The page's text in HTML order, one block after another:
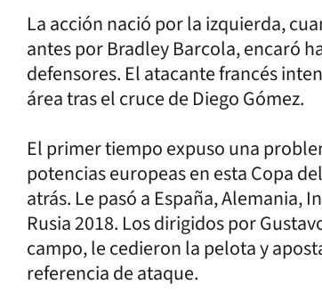
La acción nació por la izquierda,
antes por Bradley Barcola, encaró
defensores. El atacante francés
área tras el cruce de Diego Gómez.
El primer tiempo expuso una
potencias europeas en esta Copa
atrás. Le pasó a España, Alemania,
Rusia 2018. Los dirigidos por
campo, le cedieron la pelota y
referencia de ataque.